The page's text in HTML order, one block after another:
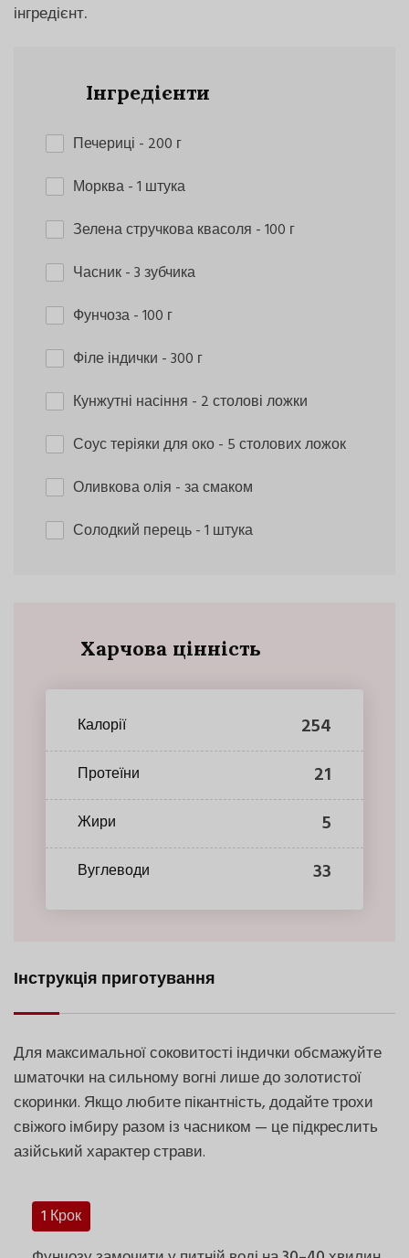
інгредієнт.
Інгредієнти
Печериці - 200 г
Морква- 1 штука
Зелена стручкова квасоля - 100 г
Часник- 3 зубчика
Фунчоза- 100 г
Філе індички - 300 г
Кунжутні насіння - 2 столові ложки
Соус теріяки для око- 5 столових ложок
Оливкова олія - за смаком
Солодкий перець- 1 штука
Харчова цінність
Калорії 254
Протеїни 21
Жири 5
Вуглеводи 33
Інструкція приготування
Для максимальної соковитості індички обсмажуйте
шматочки на сильному вогні лише до золотистої
скоринки. Якщо любите пікантність, додайте трохи
свіжого імбиру разом із часником — це підкреслить
азійський характер страви.
1 Крок